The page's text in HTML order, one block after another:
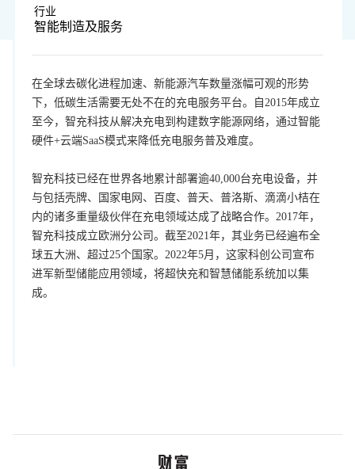
行业
智能制造及服务
在全球去碳化进程加速、新能源汽车数量涨幅可观的形势
下，低碳生活需要无处不在的充电服务平台。自2015年成立
至今，智充科技从解决充电到构建数字能源网络，通过智能
硬件+云端SaaS模式来降低充电服务普及难度。
智充科技已经在世界各地累计部署逾40,000台充电设备，并
与包括壳牌、国家电网、百度、普天、普洛斯、滴滴小桔在
内的诸多重量级伙伴在充电领域达成了战略合作。2017年，
智充科技成立欧洲分公司。截至2021年，其业务已经遍布全
球五大洲、超过25个国家。2022年5月，这家科创公司宣布
进军新型储能应用领域，将超快充和智慧储能系统加以集
成。